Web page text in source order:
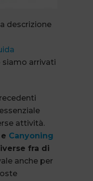
descrizione
siamo arrivati
attività.
e Canyoning
fra di
anche per